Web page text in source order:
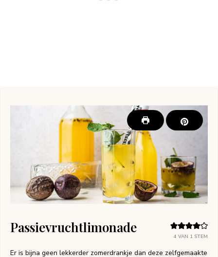
4 VAN 1 STEM
Passievruchtlimonade
Er is bijna geen lekkerder zomerdrankje dan deze zelfgemaakte